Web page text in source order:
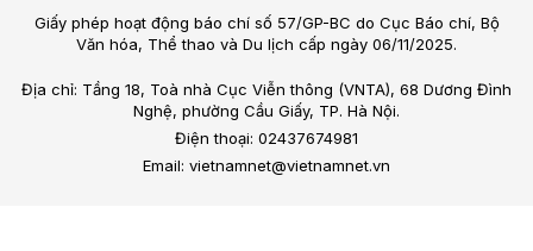
Giấy phép hoạt động báo chí số 57/GP-BC do Cục Báo chí, Bộ
Văn hóa, Thể thao và Du lịch cấp ngày 06/11/2025.
Địa chỉ: Tầng 18, Toà nhà Cục Viễn thông (VNTA), 68 Dương Đình
Nghệ, phường Cầu Giấy, TP. Hà Nội.
Điện thoại: 02437674981
Email: vietnamnet@vietnamnet.vn